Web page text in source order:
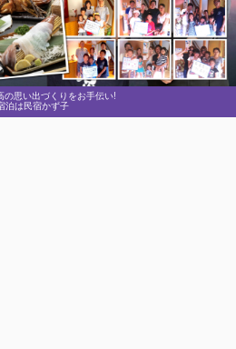
の思い出づくりをお手伝い!
泊は民宿かず子